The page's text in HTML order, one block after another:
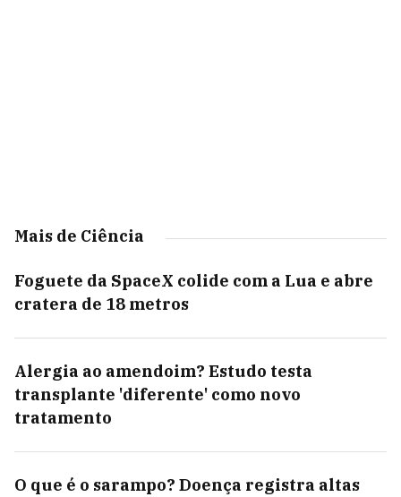
Mais de Ciência
Foguete da SpaceX colide com a Lua e abre
cratera de 18 metros
Alergia ao amendoim? Estudo testa
transplante 'diferente' como novo
tratamento
O que é o sarampo? Doença registra altas